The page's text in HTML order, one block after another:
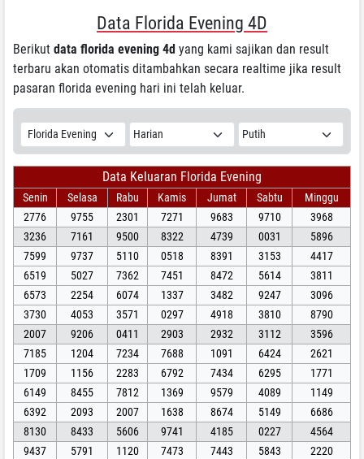
Data Florida Evening 4D
Berikut data florida evening 4d yang kami sajikan dan result
terbaru akan otomatis ditambahkan secara realtime jika result
pasaran florida evening hari ini telah keluar.
Data Keluaran Florida Evening
Senin Selasa Rabu Kamis Jumat Sabtu
Minggu
2776
9755 2301 7271 9683 9710
3968
3236
7161 9500 8322 4739 0031
5896
7599
9737 5110 0518 8391 3153
4417
6519
5027 7362 7451 8472 5614
3811
6573
2254 6074 1337 3482 9247
3096
3730
4053 3571 0297 4918 3810
8790
2007
9206 0411 2903 2932 3112
3596
7185
1204 7234 7688 1091 6424
2621
1709
1156 2283 6792 7434 6295
1771
6149
8455 7812 1369 9579 4089
1149
6392
2093 2007 1638 8674 5149
6686
8130
8433 5606 9741 4185 0227
4564
9437
5791 1120 7473 7443 5843
2220